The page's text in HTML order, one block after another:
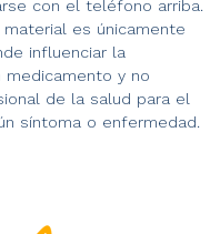
con el teléfono arriba.
es únicamente
influenciar la
medicamento y no
de la salud para el
síntoma o enfermedad.